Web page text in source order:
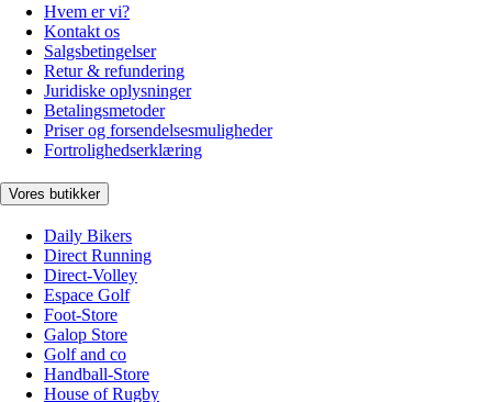
Hvem er vi?
Kontakt os
Salgsbetingelser
Retur & refundering
Juridiske oplysninger
Betalingsmetoder
Priser og forsendelsesmuligheder
Fortrolighedserklæring
Vores butikker
Daily Bikers
Direct Running
Direct-Volley
Espace Golf
Foot-Store
Galop Store
Golf and co
Handball-Store
House of Rugby